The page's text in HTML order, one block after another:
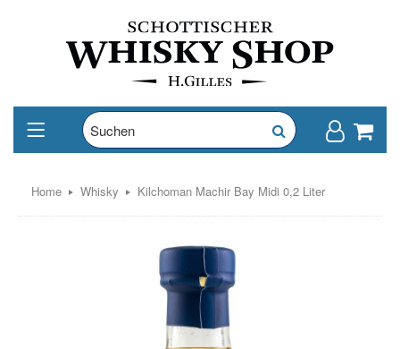
Home Whisky Kilchoman Machir Bay Midi 0,2 Liter